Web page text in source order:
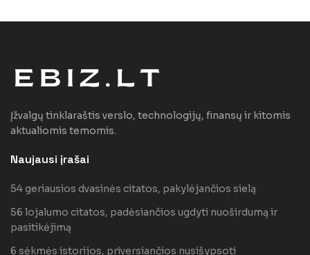
Įžvalgų tinklaraštis verslo, technologijų, finansų ir kitomis
aktualiomis temomis.
Naujausi įrašai
54 geriausios dvasinės citatos, pakylėjančios sielą
56 lojalumo citatos, padėsiančios ugdyti nuoširdumą ir
pasitikėjimą
6 sėkmės istorijos, priversiančios nusišypsoti